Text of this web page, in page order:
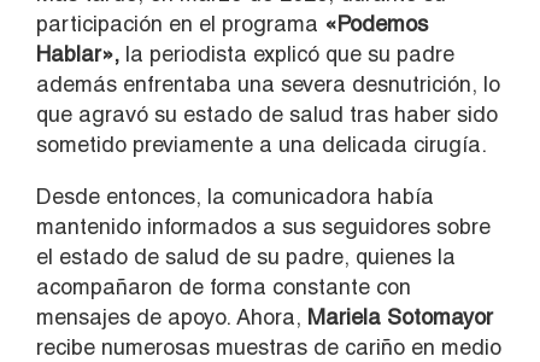
participación en el programa «Podemos
Hablar», la periodista explicó que su padre
además enfrentaba una severa desnutrición, lo
que agravó su estado de salud tras haber sido
sometido previamente a una delicada cirugía.
Desde entonces, la comunicadora había
mantenido informados a sus seguidores sobre
el estado de salud de su padre, quienes la
acompañaron de forma constante con
mensajes de apoyo. Ahora, Mariela Sotomayor
recibe numerosas muestras de cariño en medio